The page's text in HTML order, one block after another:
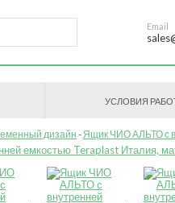
Email
УСЛОВИЯ
дизайн Ящик ЧИО АЛЬТО с